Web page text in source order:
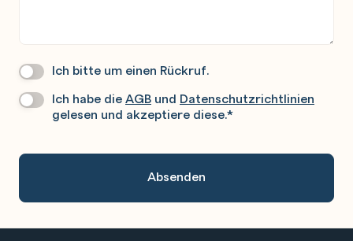
Wir
Sie
Ich bitte um einen Rückruf.
Datenschutz*
Ich habe dieAGB und Datenschutzrichtlinien
gelesen und akzeptiere diese.*